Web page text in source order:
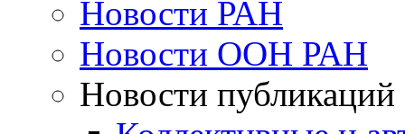
Новости РАН
Новости ООН РАН
Новости публикаций